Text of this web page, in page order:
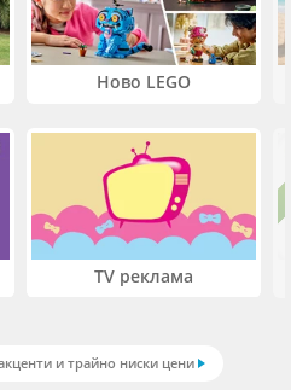
Ново LEGO
TV реклама
и трайно ниски цени